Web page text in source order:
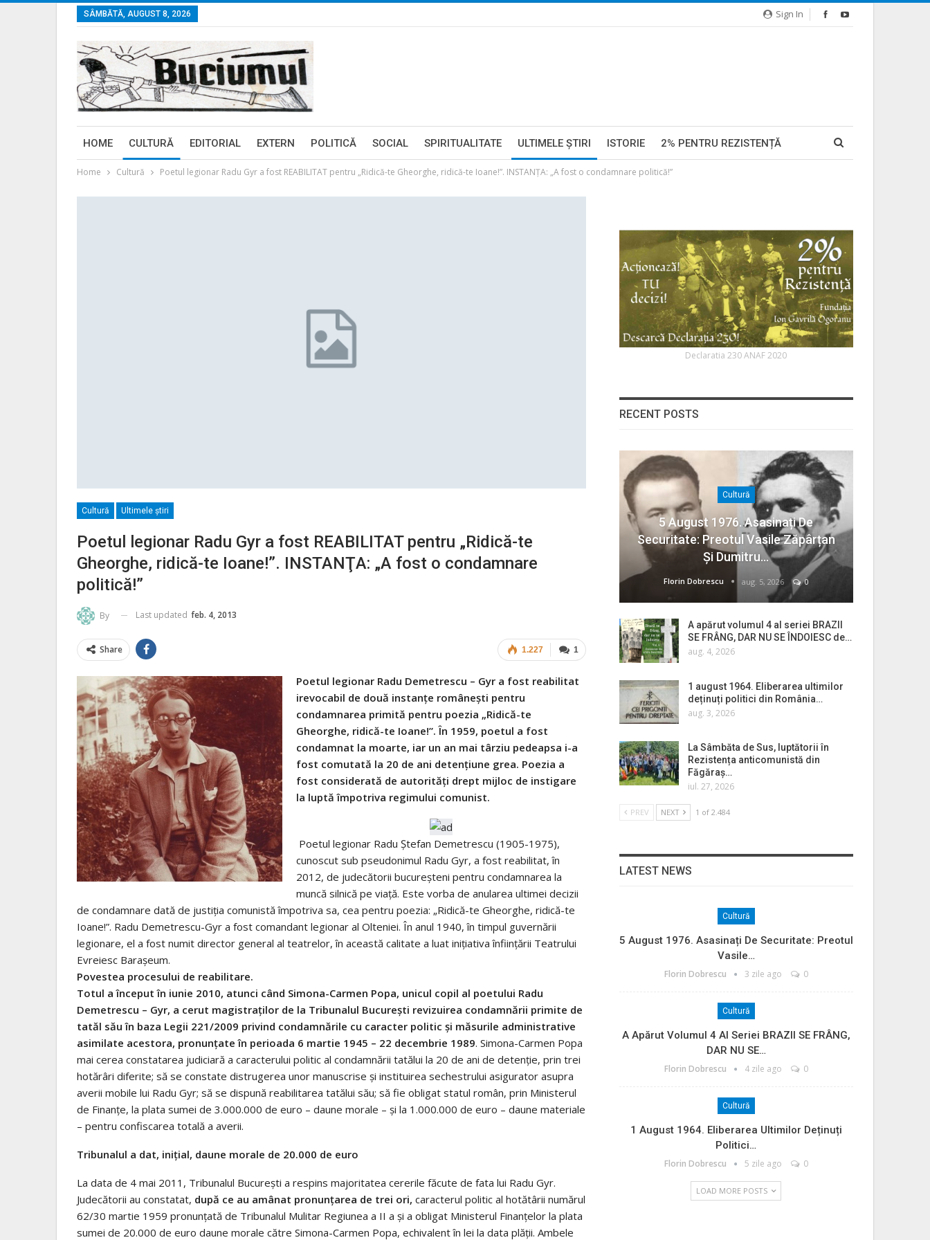
Sign In
SÂMBĂTĂ, AUGUST 8, 2026
HOME CULTURĂ EDITORIAL EXTERN POLITICĂ SOCIAL SPIRITUALITATE ULTIMELE ŞTIRI ISTORIE 2% PENTRU REZISTENȚĂ
Home Cultură Poetul legionar Radu Gyr a fost REABILITAT pentru „Ridică-te Gheorghe, ridică-te Ioane!”. INSTANŢA: „A fost o condamnare politică!”
Cultură Ultimele ştiri
Poetul legionar Radu Gyr a fost REABILITAT pentru „Ridică-te
Gheorghe, ridică-te Ioane!”. INSTANŢA: „A fost o condamnare
politică!”
By Last updated feb. 4, 2013
1
1.227
Share
Poetul legionar Radu Demetrescu – Gyr a fost reabilitat
irevocabil de două instanţe româneşti pentru
condamnarea primită pentru poezia „Ridică-te
Gheorghe, ridică-te Ioane!”. În 1959, poetul a fost
condamnat la moarte, iar un an mai târziu pedeapsa i-a
fost comutată la 20 de ani detenţiune grea. Poezia a
fost considerată de autorităţi drept mijloc de instigare
la luptă împotriva regimului comunist.
Poetul legionar Radu Ştefan Demetrescu (1905-1975),
cunoscut sub pseudonimul Radu Gyr, a fost reabilitat, în
2012, de judecătorii bucureşteni pentru condamnarea la
muncă silnică pe viaţă. Este vorba de anularea ultimei decizii
de condamnare dată de justiţia comunistă împotriva sa, cea pentru poezia: „Ridică-te Gheorghe, ridică-te
Ioane!”. Radu Demetrescu-Gyr a fost comandant legionar al Olteniei. În anul 1940, în timpul guvernării
legionare, el a fost numit director general al teatrelor, în această calitate a luat iniţiativa înfiinţării Teatrului
Evreiesc Baraşeum.
Povestea procesului de reabilitare.
Totul a început în iunie 2010, atunci când Simona-Carmen Popa, unicul copil al poetului Radu
Demetrescu – Gyr, a cerut magistraţilor de la Tribunalul Bucureşti revizuirea condamnării primite de
tatăl său în baza Legii 221/2009 privind condamnările cu caracter politic şi măsurile administrative
asimilate acestora, pronunţate în perioada 6 martie 1945 – 22 decembrie 1989. Simona-Carmen Popa
mai cerea constatarea judiciară a caracterului politic al condamnării tatălui la 20 de ani de detenţie, prin trei
hotărâri diferite; să se constate distrugerea unor manuscrise şi instituirea sechestrului asigurator asupra
averii mobile lui Radu Gyr; să se dispună reabilitarea tatălui său; să fie obligat statul român, prin Ministerul
de Finanţe, la plata sumei de 3.000.000 de euro – daune morale – şi la 1.000.000 de euro – daune materiale
– pentru confiscarea totală a averii.
Tribunalul a dat, iniţial, daune morale de 20.000 de euro
La data de 4 mai 2011, Tribunalul Bucureşti a respins majoritatea cererile făcute de fata lui Radu Gyr.
Judecătorii au constatat, după ce au amânat pronunţarea de trei ori, caracterul politic al hotătârii numărul
62/30 martie 1959 pronunţată de Tribunalul Mulitar Regiunea a II a şi a obligat Ministerul Finanţelor la plata
sumei de 20.000 de euro daune morale către Simona-Carmen Popa, echivalent în lei la data plăţii. Ambele
Declaratia 230 ANAF 2020
RECENT POSTS
Cultură
5 August 1976. Asasinați De
Securitate: Preotul Vasile Zăpârțan
Și Dumitru…
Florin Dobrescu aug. 5, 2026 0
A apărut volumul 4 al seriei BRAZII
SE FRÂNG, DAR NU SE ÎNDOIESC de…
aug. 4, 2026
1 august 1964. Eliberarea ultimilor
deținuți politici din România…
aug. 3, 2026
La Sâmbăta de Sus, luptătorii în
Rezistența anticomunistă din
Făgăraș…
iul. 27, 2026
PREV NEXT 1 of 2.484
LATEST NEWS
Cultură
5 August 1976. Asasinați De Securitate: Preotul
Vasile…
Florin Dobrescu 3 zile ago 0
Cultură
A Apărut Volumul 4 Al Seriei BRAZII SE FRÂNG,
DAR NU SE…
Florin Dobrescu 4 zile ago 0
Cultură
1 August 1964. Eliberarea Ultimilor Deținuți
Politici…
Florin Dobrescu 5 zile ago 0
LOAD MORE POSTS